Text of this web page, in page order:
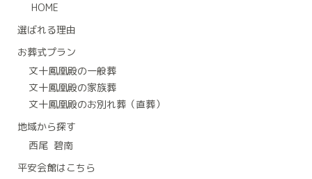
HOME
選ばれる理由
お葬式プラン
文十鳳凰殿の一般葬
文十鳳凰殿の家族葬
文十鳳凰殿のお別れ葬（直葬）
地域から探す
西尾 碧南
平安会館はこちら